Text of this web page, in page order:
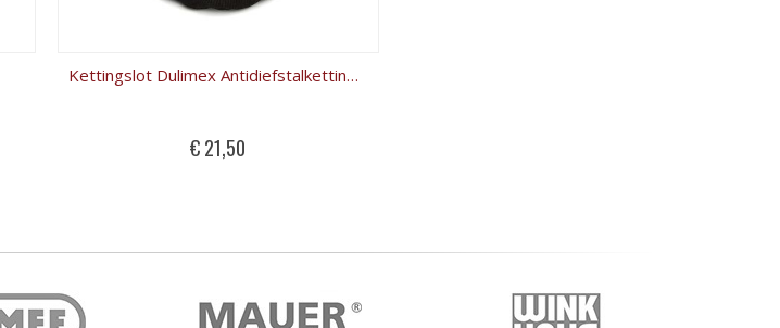
Kettingslot Dulimex Antidiefstalketting 08x900mm (90cm)
€ 21,50